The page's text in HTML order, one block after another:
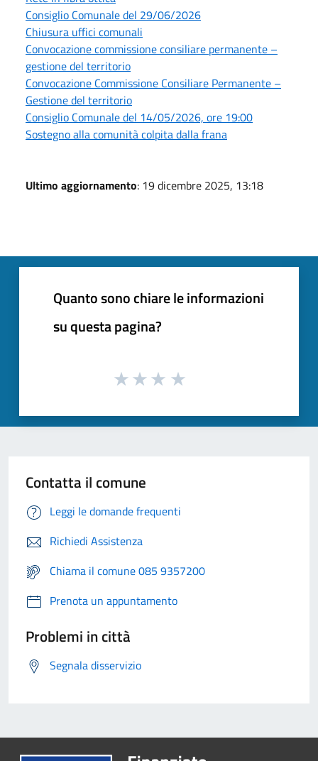
Consiglio Comunale del 29/06/2026
Chiusura uffici comunali
Convocazione commissione consiliare permanente –
gestione del territorio
Convocazione Commissione Consiliare Permanente –
Gestione del territorio
Consiglio Comunale del 14/05/2026, ore 19:00
Sostegno alla comunità colpita dalla frana
Ultimo aggiornamento: 19 dicembre 2025, 13:18
Quanto sono chiare le informazioni
su questa pagina?
Contatta il comune
Leggi le domande frequenti
Richiedi Assistenza
Chiama il comune 085 9357200
Prenota un appuntamento
Problemi in città
Segnala disservizio